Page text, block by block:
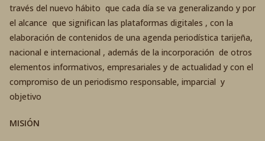
través del nuevo hábito que cada día se va generalizando y por
el alcance que significan las plataformas digitales , con la
elaboración de contenidos de una agenda periodística tarijeña,
nacional e internacional , además de la incorporación de otros
elementos informativos, empresariales y de actualidad y con el
compromiso de un periodismo responsable, imparcial y
objetivo
MISIÓN